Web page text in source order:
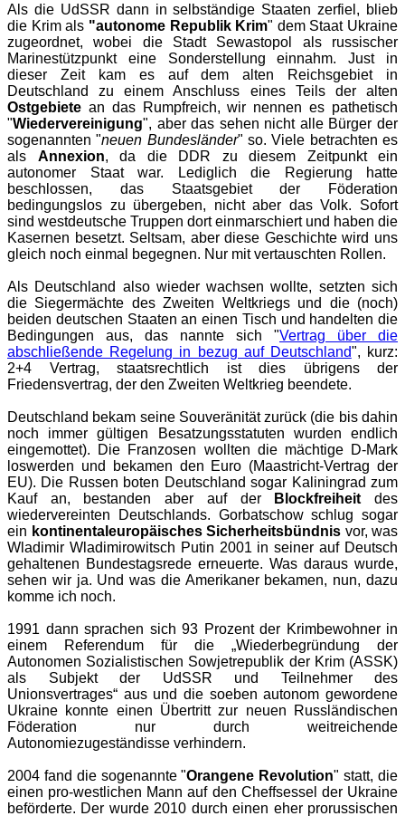
Als die UdSSR dann in selbständige Staaten zerfiel, blieb
die Krim als "autonome Republik Krim" dem Staat Ukraine
zugeordnet, wobei die Stadt Sewastopol als russischer
Marinestützpunkt eine Sonderstellung einnahm. Just in
dieser Zeit kam es auf dem alten Reichsgebiet in
Deutschland zu einem Anschluss eines Teils der alten
Ostgebiete an das Rumpfreich, wir nennen es pathetisch
"Wiedervereinigung", aber das sehen nicht alle Bürger der
sogenannten "neuen Bundesländer" so. Viele betrachten es
als Annexion, da die DDR zu diesem Zeitpunkt ein
autonomer Staat war. Lediglich die Regierung hatte
beschlossen, das Staatsgebiet der Föderation
bedingungslos zu übergeben, nicht aber das Volk. Sofort
sind westdeutsche Truppen dort einmarschiert und haben die
Kasernen besetzt. Seltsam, aber diese Geschichte wird uns
gleich noch einmal begegnen. Nur mit vertauschten Rollen.
Als Deutschland also wieder wachsen wollte, setzten sich
die Siegermächte des Zweiten Weltkriegs und die (noch)
beiden deutschen Staaten an einen Tisch und handelten die
Bedingungen aus, das nannte sich "Vertrag über die
abschließende Regelung in bezug auf Deutschland", kurz:
2+4 Vertrag, staatsrechtlich ist dies übrigens der
Friedensvertrag, der den Zweiten Weltkrieg beendete.
Deutschland bekam seine Souveränität zurück (die bis dahin
noch immer gültigen Besatzungsstatuten wurden endlich
eingemottet). Die Franzosen wollten die mächtige D-Mark
loswerden und bekamen den Euro (Maastricht-Vertrag der
EU). Die Russen boten Deutschland sogar Kaliningrad zum
Kauf an, bestanden aber auf der
Blockfreiheit des
wiedervereinten Deutschlands. Gorbatschow schlug sogar
ein kontinentaleuropäisches Sicherheitsbündnis vor, was
Wladimir Wladimirowitsch Putin 2001 in seiner auf Deutsch
gehaltenen Bundestagsrede erneuerte. Was daraus wurde,
sehen wir ja. Und was die Amerikaner bekamen, nun, dazu
komme ich noch.
1991 dann sprachen sich 93 Prozent der Krimbewohner in
einem Referendum für die „Wiederbegründung der
Autonomen Sozialistischen Sowjetrepublik der Krim (ASSK)
als Subjekt der UdSSR und Teilnehmer des
Unionsvertrages“ aus und die soeben autonom gewordene
Ukraine konnte einen Übertritt zur neuen Russländischen
Föderation nur durch weitreichende
Autonomiezugeständisse verhindern.
2004 fand die sogenannte "Orangene Revolution" statt, die
einen pro-westlichen Mann auf den Cheffsessel der Ukraine
beförderte. Der wurde 2010 durch einen eher prorussischen